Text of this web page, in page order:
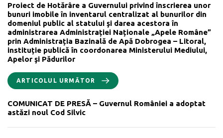
Proiect de Hotărâre a Guvernului privind înscrierea unor
bunuri imobile în inventarul centralizat al bunurilor din
domeniul public al statului şi darea acestora în
administrarea Administrației Naționale „Apele Române”
prin Administrația Bazinală de Apă Dobrogea – Litoral,
instituție publică în coordonarea Ministerului Mediului,
Apelor şi Pădurilor
ARTICOLUL URMĂTOR
COMUNICAT DE PRESĂ – Guvernul României a adoptat
astăzi noul Cod Silvic